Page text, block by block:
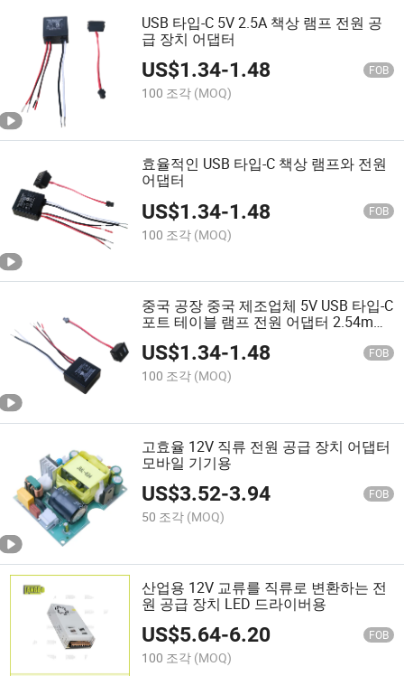
USB 타입-C 5V 2.5A 책상 램프 전원 공
급 장치 어댑터
US$1.34-1.48 FOB
100 조각 (MOQ)
효율적인 USB 타입-C 책상 램프와 전원
어댑터
US$1.34-1.48 FOB
100 조각 (MOQ)
중국 공장 중국 제조업체 5V USB 타입-C
포트 테이블 램프 전원 어댑터 2.54mm
피치 단자 스트립 전원 공급 장치 ODM
OEM
US$1.34-1.48 FOB
100 조각 (MOQ)
고효율 12V 직류 전원 공급 장치 어댑터
모바일 기기용
US$3.52-3.94 FOB
50 조각 (MOQ)
산업용 12V 교류를 직류로 변환하는 전
원 공급 장치 LED 드라이버용
US$5.64-6.20 FOB
100 조각 (MOQ)